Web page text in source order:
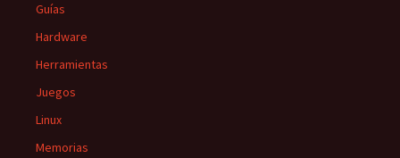
Guías
Hardware
Herramientas
Juegos
Linux
Memorias